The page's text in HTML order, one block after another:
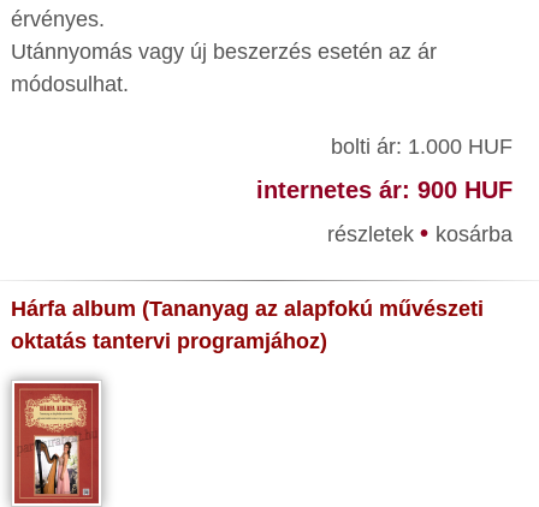
érvényes.
Utánnyomás vagy új beszerzés esetén az ár
módosulhat.
bolti ár: 1.000 HUF
internetes ár: 900 HUF
részletek • kosárba
Hárfa album (Tananyag az alapfokú művészeti
oktatás tantervi programjához)